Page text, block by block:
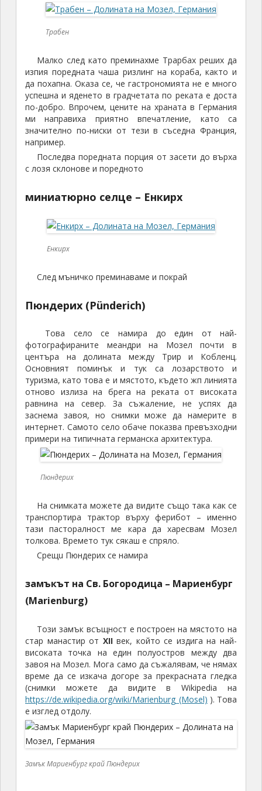
Трабен
Малко след като преминахме Трарбах реших да
изпия поредната чаша ризлинг на кораба, както и
да похапна. Оказа се, че гастрономията не е много
успешна и яденето в градчетата по реката е доста
по-добро. Впрочем, цените на храната в Германия
ми направиха приятно впечатление, като са
значително по-ниски от тези в съседна Франция,
например.
Последва поредната порция от засети до върха
с лозя склонове и поредното
миниатюрно селце – Енкирх
Енкирх
След мъничко преминаваме и покрай
Пюндерих (Pünderich)
Това село се намира до един от най-
фотографираните меандри на Мозел почти в
центъра на долината между Трир и Кобленц.
Основният поминък и тук са лозарството и
туризма, като това е и мястото, където жп линията
отново излиза на брега на реката от високата
равнина на север. За съжаление, не успях да
заснема завоя, но снимки може да намерите в
интернет. Самото село обаче показва превъзходни
примери на типичната германска архитектура.
Пюндерих
На снимката можете да видите също така как се
транспортира трактор върху ферибот – именно
тази пасторалност ме кара да харесвам Мозел
толкова. Времето тук сякаш е спряло.
Срещu Пюндерих се намира
замъкът на Св. Богородица – Мариенбург
(Marienburg)
Този замък всъщност е построен на мястото на
стар манастир от XIIвек, който се издига на най-
високата точка на един полуостров между два
завоя на Мозел. Мога само да съжалявам, че нямах
време да се изкача догоре за прекрасната гледка
(снимки можете да видите в Wikipedia на
https://de.wikipedia.org/wiki/Marienburg_(Mosel) ). Това
е изглед отдолу.
Замък Мариенбург край Пюндерих